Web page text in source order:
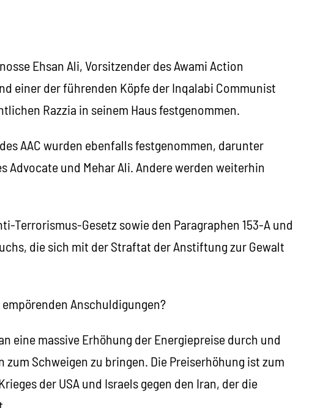
Ehsan Ali, Vorsitzender des Awami Action
einer der führenden Köpfe der Inqalabi Communist
Razzia in seinem Haus festgenommen.
AAC wurden ebenfalls festgenommen, darunter
Advocate und Mehar Ali. Andere werden weiterhin
Terrorismus-Gesetz sowie den Paragraphen 153-A und
die sich mit der Straftat der Anstiftung zur Gewalt
Anschuldigungen?
eine massive Erhöhung der Energiepreise durch und
Schweigen zu bringen. Die Preiserhöhung ist zum
der USA und Israels gegen den Iran, der die